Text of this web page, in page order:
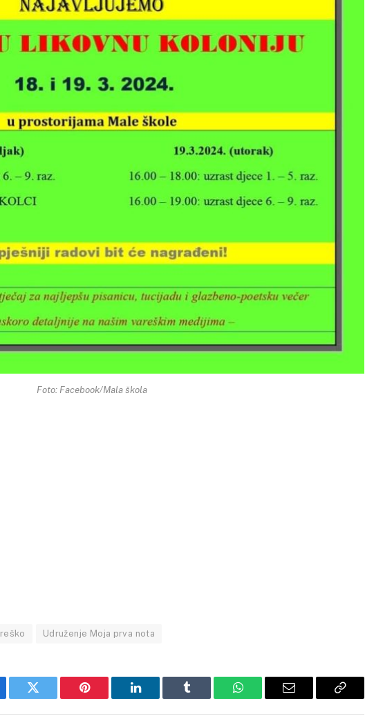
Foto: Facebook/Mala škola
Udruženje Moja prva nota
Twitter Pinterest LinkedIn Tumblr WhatsAppEmail
Copy